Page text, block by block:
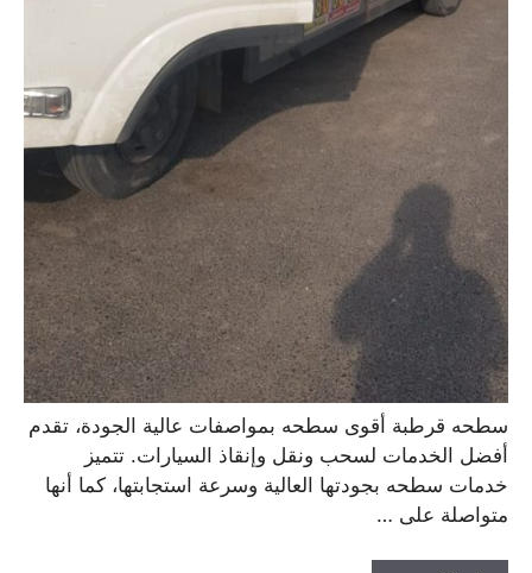
سطحه قرطبة أقوى سطحه بمواصفات عالية الجودة، تقدم
أفضل الخدمات لسحب ونقل وإنقاذ السيارات. تتميز
خدمات سطحه بجودتها العالية وسرعة استجابتها، كما أنها
متواصلة على …